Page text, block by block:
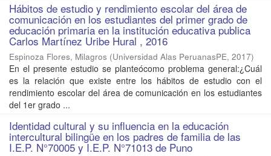
Hábitos de estudio y rendimiento escolar del área de
comunicación en los estudiantes del primer grado de
educación primaria en la institución educativa publica
Carlos Martínez Uribe Hural , 2016
Espinoza Flores, Milagros (Universidad Alas PeruanasPE, 2017)
En el presente estudio se planteócomo problema general:¿Cuál
es la relación que existe entre los hábitos de estudio con el
rendimiento escolar del área de comunicación en los estudiantes
del 1er grado ...
Identidad cultural y su influencia en la educación
intercultural bilingüe en los padres de familia de las
I.E.P. N°70005 y I.E.P. N°71013 de Puno